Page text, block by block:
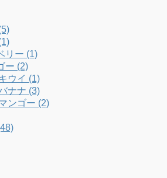
リー (1)
ー (2)
ウイ (1)
ナナ (3)
ンゴー (2)